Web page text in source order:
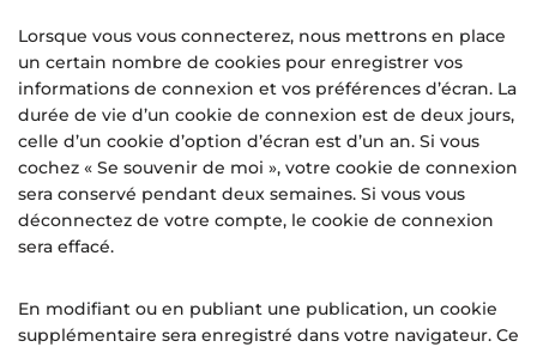
Lorsque vous vous connecterez, nous mettrons en place
un certain nombre de cookies pour enregistrer vos
informations de connexion et vos préférences d’écran. La
durée de vie d’un cookie de connexion est de deux jours,
celle d’un cookie d’option d’écran est d’un an. Si vous
cochez « Se souvenir de moi », votre cookie de connexion
sera conservé pendant deux semaines. Si vous vous
déconnectez de votre compte, le cookie de connexion
sera effacé.
En modifiant ou en publiant une publication, un cookie
supplémentaire sera enregistré dans votre navigateur. Ce